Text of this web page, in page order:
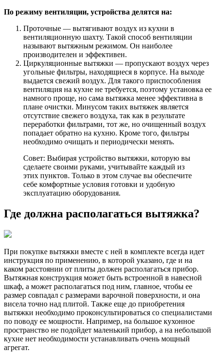
По режиму вентиляции, устройства делятся на:
Проточные — вытягивают воздух из кухни в
вентиляционную шахту. Такой способ вентиляции
называют вытяжным режимом. Он наиболее
производителен и эффективен.
Циркуляционные вытяжки — пропускают воздух через
угольные фильтры, находящиеся в корпусе. На выходе
выдается свежий воздух. Для такого приспособления
вентиляция на кухне не требуется, поэтому установка ее
намного проще, но сама вытяжка менее эффективна в
плане очистки. Минусом таких вытяжек является
отсутствие свежего воздуха, так как в результате
переработки фильтрами, тот же, но очищенный воздух
попадает обратно на кухню. Кроме того, фильтры
необходимо очищать и периодически менять.
Совет: Выбирая устройство вытяжки, которую вы
сделаете своими руками, учитывайте каждый из
этих пунктов. Только в этом случае вы обеспечите
себе комфортные условия готовки и удобную
эксплуатацию оборудования.
Где должна располагаться вытяжка?
При покупке вытяжки вместе с ней в комплекте всегда идет
инструкция по применению, в которой указано, где и на
каком расстоянии от плиты должен располагаться прибор.
Вытяжная конструкция может быть встроенной в навесной
шкаф, а может располагаться под ним, главное, чтобы ее
размер совпадал с размерами варочной поверхности, и она
висела точно над плитой. Также еще до приобретения
вытяжки необходимо проконсультироваться со специалистами
по поводу ее мощности. Например, на большое кухонное
пространство не подойдет маленький прибор, а на небольшой
кухне нет необходимости устанавливать очень мощный
агрегат.